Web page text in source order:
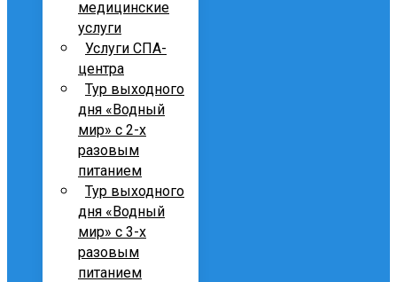
медицинские
услуги
Услуги СПА-
центра
Тур выходного
дня «Водный
мир» с 2-х
разовым
питанием
Тур выходного
дня «Водный
мир» с 3-х
разовым
питанием